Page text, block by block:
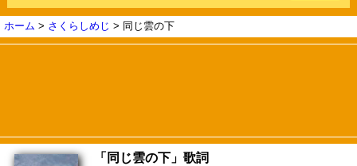
ホーム > さくらしめじ > 同じ雲の下
「同じ雲の下」歌詞